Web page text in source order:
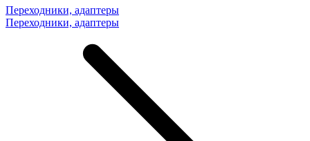
Переходники, адаптеры
Переходники, адаптеры